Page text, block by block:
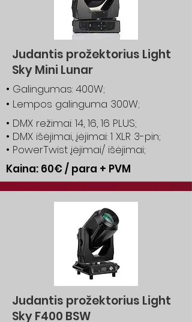
Judantis prožektorius Light
Sky Mini Lunar
• Galingumas: 400W;
• Lempos galinguma 300W;
• DMX režimai: 14, 16, 16 PLUS;
• DMX išėjimai, įėjimai: 1 XLR 3-pin;
• PowerTwist įėjimai/ išėjimai;
Kaina: 60€ / para + PVM
Judantis prožektorius Light
Sky F400 BSW